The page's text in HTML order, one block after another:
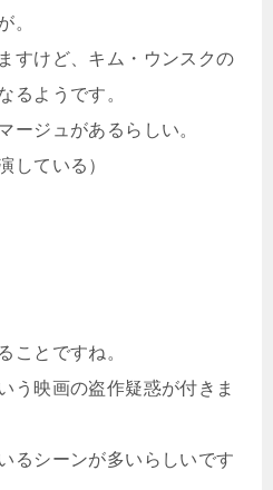
。
すけど、キム・ウンスクの
るようです。
ージュがあるらしい。
している）
ことですね。
う映画の盗作疑惑が付きま
るシーンが多いらしいです